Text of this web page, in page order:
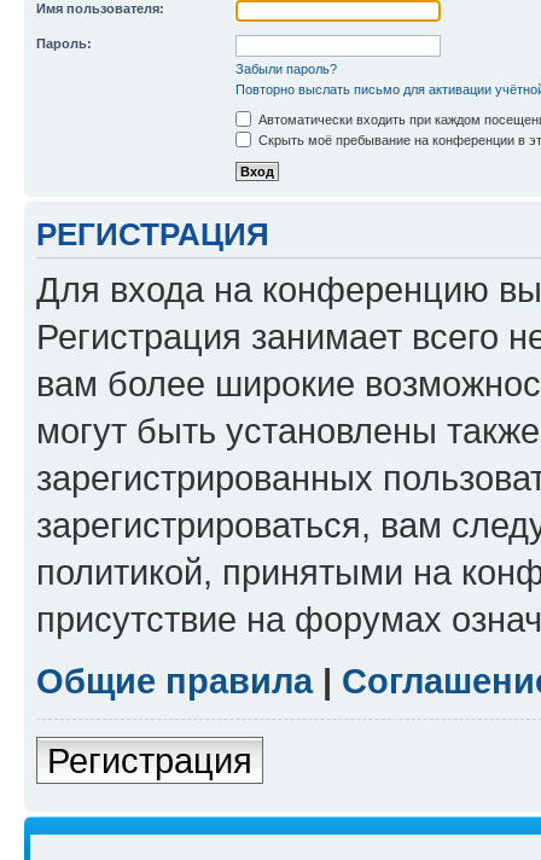
Имя пользователя:
Пароль:
Забыли пароль?
Повторно выслать письмо для активации
Автоматически входить при каждом
Скрыть моё пребывание на конференции в
РЕГИСТРАЦИЯ
Для входа на конференцию
Регистрация занимает всего
вам более широкие
могут быть установлены
зарегистрированных
зарегистрироваться, вам
политикой, принятыми на
присутствие на форумах
Общие правила|
Регистрация